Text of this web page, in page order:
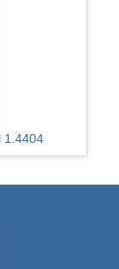
1.4404